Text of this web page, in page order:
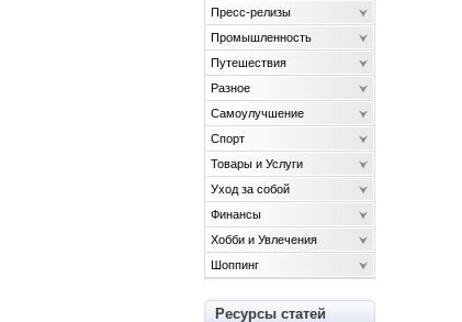
Пресс-релизы
Промышленность
Путешествия
Разное
Самоулучшение
Спорт
Товары и Услуги
Уход за собой
Финансы
Хобби и Увлечения
Шоппинг
Ресурсы статей